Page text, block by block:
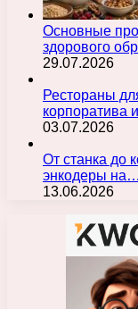
Основные
здорового
29.07.2026
Рестораны
корпоратива
03.07.2026
От станка до
энкодеры на…
13.06.2026